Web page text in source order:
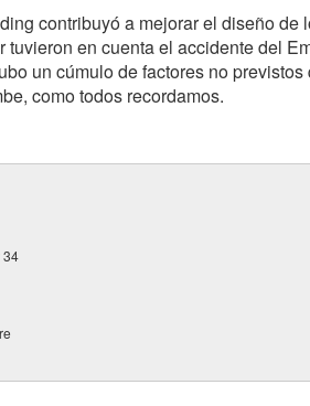
contribuyó a mejorar el diseño de
tuvieron en cuenta el accidente del
un cúmulo de factores no
como todos recordamos.
34